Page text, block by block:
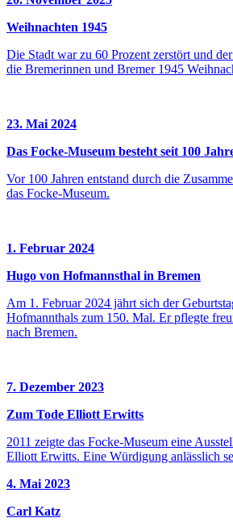
Weihnachten 1945
Die Stadt war zu 60 Prozent zerstört und
die Bremerinnen und Bremer 1945
23. Mai 2024
Das Focke-Museum besteht seit 100
Vor 100 Jahren entstand durch die
das Focke-Museum.
1. Februar 2024
Hugo von Hofmannsthal in Bremen
Am 1. Februar 2024 jährt sich der
Hofmannthals zum 150. Mal. Er pflegte
nach Bremen.
7. Dezember 2023
Zum Tode Elliott Erwitts
2011 zeigte das Focke-Museum eine
Elliott Erwitts. Eine Würdigung anlässlich
4. Mai 2023
Carl Katz